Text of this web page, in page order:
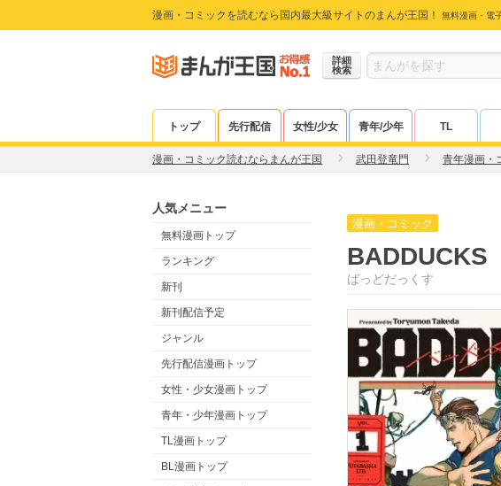
漫画・コミックを読むなら国内最大級サイトのまんが王国！ 無料漫画・電
詳細
検索
トップ 先行配信 女性/少女 青年/少年 TL
漫画・コミック読むならまんが王国 武田登竜門 青年漫画・
人気メニュー
無料漫画トップ
ランキング
新刊
新刊配信予定
ジャンル
先行配信漫画トップ
女性・少女漫画トップ
青年・少年漫画トップ
TL漫画トップ
BL漫画トップ
漫画・コミック
BADDUCKS
ばっどだっくす